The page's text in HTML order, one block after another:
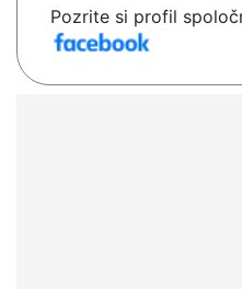
Pozrite si profil